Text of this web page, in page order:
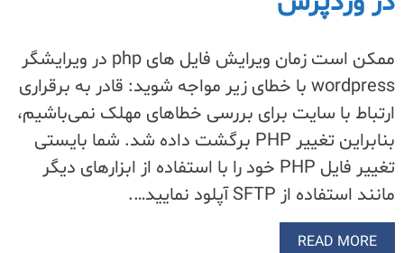
ممکن است زمان ویرایش فایل های php در ویرایشگر
wordpress با خطای زیر مواجه شوید: قادر به برقراری
ارتباط با سایت برای بررسی خطاهای مهلک نمی‌باشیم،
بنابراین تغییر PHP برگشت داده شد. شما بایستی
تغییر فایل PHP خود را با استفاده از ابزارهای دیگر
مانند استفاده از SFTP آپلود نمایید….
READ MORE